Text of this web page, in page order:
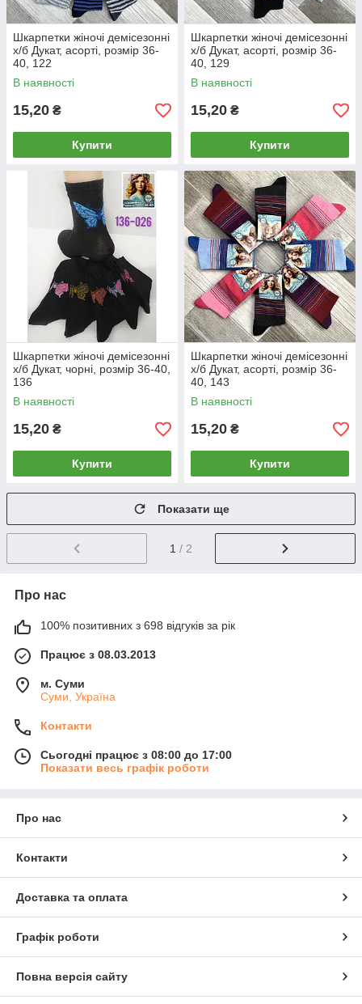
Шкарпетки жіночі демісезонні
х/б Дукат, асорті, розмір 36-
40, 122
В наявності
15,20 ₴
Купити
Шкарпетки жіночі демісезонні
х/б Дукат, асорті, розмір 36-
40, 129
В наявності
15,20 ₴
Купити
Шкарпетки жіночі демісезонні
х/б Дукат, чорні, розмір 36-40,
136
В наявності
15,20 ₴
Купити
Шкарпетки жіночі демісезонні
х/б Дукат, асорті, розмір 36-
40, 143
В наявності
15,20 ₴
Купити
Показати ще
1 / 2
Про нас
100% позитивних з 698 відгуків за рік
Працює з 08.03.2013
м. Суми
Суми, Україна
Контакти
Сьогодні працює з 08:00 до 17:00
Показати весь графік роботи
Про нас
Контакти
Доставка та оплата
Графік роботи
Повна версія сайту